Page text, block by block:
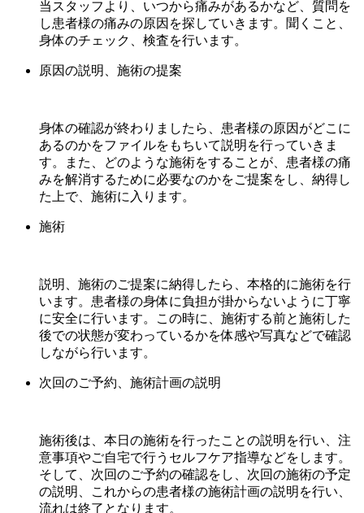
当スタッフより、いつから痛みがあるかなど、質問を
し患者様の痛みの原因を探していきます。聞くこと、
身体のチェック、検査を行います。
原因の説明、施術の提案
身体の確認が終わりましたら、患者様の原因がどこに
あるのかをファイルをもちいて説明を行っていきま
す。また、どのような施術をすることが、患者様の痛
みを解消するために必要なのかをご提案をし、納得し
た上で、施術に入ります。
施術
説明、施術のご提案に納得したら、本格的に施術を行
います。患者様の身体に負担が掛からないように丁寧
に安全に行います。この時に、施術する前と施術した
後での状態が変わっているかを体感や写真などで確認
しながら行います。
次回のご予約、施術計画の説明
施術後は、本日の施術を行ったことの説明を行い、注
意事項やご自宅で行うセルフケア指導などをします。
そして、次回のご予約の確認をし、次回の施術の予定
の説明、これからの患者様の施術計画の説明を行い、
流れは終了となります。